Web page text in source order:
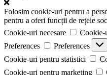
Folosim cookie-uri pentru a
pentru a oferi funcții de rețele
Cookie-uri necesare
Cookie-
Preferences
Preferences
Cookie-uri pentru statistici
Cookie-uri pentru marketing